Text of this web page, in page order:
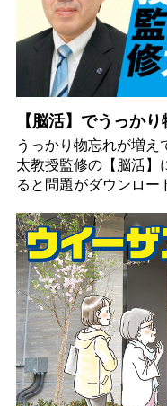
【脳活】でうっか
うっかり物忘れが増
太教授監修の【脳活
ると問題がダウンロー